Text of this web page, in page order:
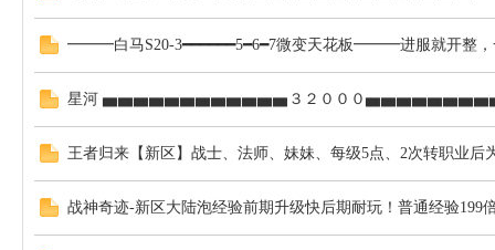
━━━白马S20-3━━━━━━5━6━7微变天花板━━━进服就开整
星河 ▅▅▅▅▅▅▅▅▅▅▅▅３２０００
王者归来【新区】战士、法师、妹妹、每级5点、2次转职业后
战神奇迹-新区大陆泡经验前期升级快后期耐玩！普通经验199